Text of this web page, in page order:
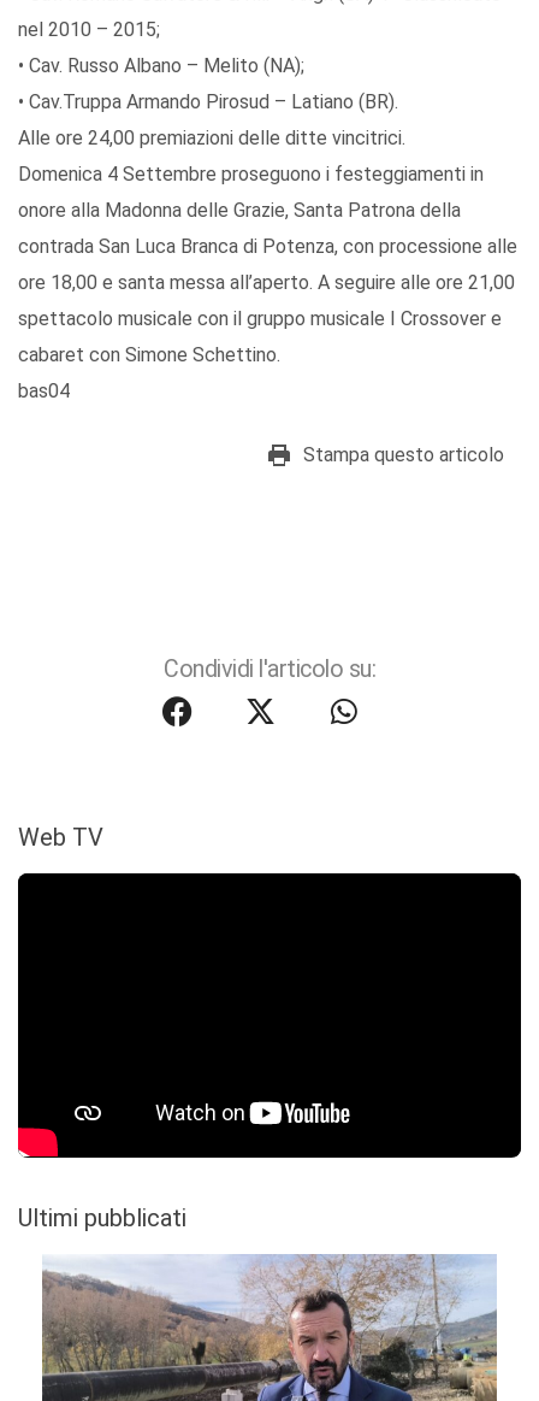
nel 2010 – 2015;
• Cav. Russo Albano – Melito (NA);
• Cav.Truppa Armando Pirosud – Latiano (BR).
Alle ore 24,00 premiazioni delle ditte vincitrici.
Domenica 4 Settembre proseguono i festeggiamenti in
onore alla Madonna delle Grazie, Santa Patrona della
contrada San Luca Branca di Potenza, con processione alle
ore 18,00 e santa messa all’aperto. A seguire alle ore 21,00
spettacolo musicale con il gruppo musicale I Crossover e
cabaret con Simone Schettino.
bas04
Stampa questo articolo
Condividi l'articolo su:
Web TV
Ultimi pubblicati